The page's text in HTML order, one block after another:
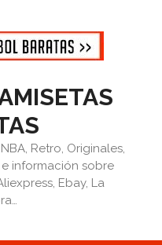
Retro, Originales,
información sobre
Ebay, La